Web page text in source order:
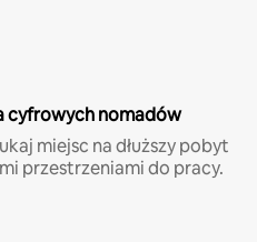
cyfrowych nomadów
miejsc na dłuższy pobyt
przestrzeniami do pracy.